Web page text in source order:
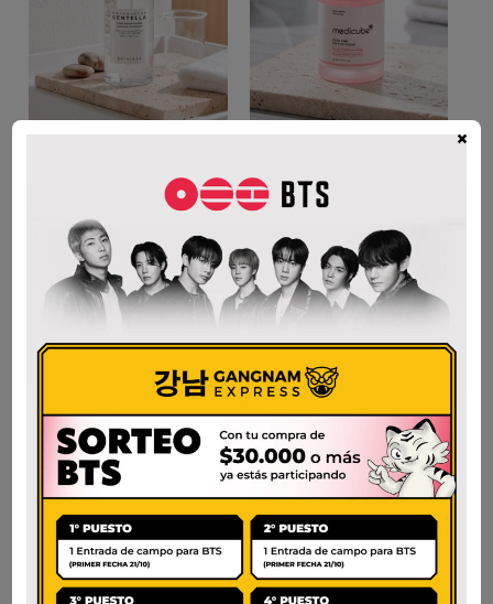
SKIN1004 CENTELLA
TONE BRIGHTENING
CAPSULE AMPOULE
50ml
59.100
AÑADIR AL CARRITO
MEDICUBE PDRN
PINK PEPTIDE
SERUM-30ml
$ 66.000
×